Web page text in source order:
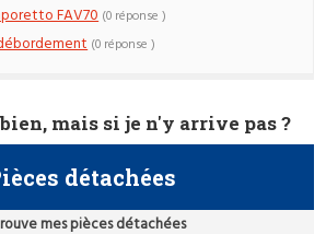
FAV70 (0 réponse )
(0 réponse )
bien, mais si je n'y arrive pas ?
détachées
mes pièces détachées